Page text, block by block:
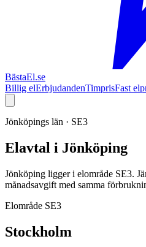
BästaEl.se
Billig elErbjudandenTimprisFast
Jönköpings län · SE3
Elavtal i Jönköping
Jönköping ligger i elområde SE3.
månadsavgift med samma
Elområde SE3
Stockholm